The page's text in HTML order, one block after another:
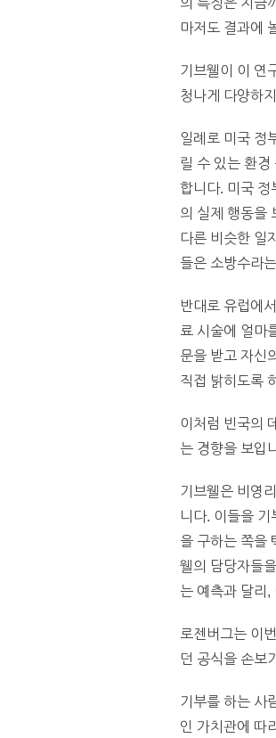
마저도 결과에
기브웰이 이 연
청나게 다양하
일례로 미국 정
릴 수 있는 환
합니다. 미국 정
의 실제 행동을
다른 비슷한 일
들은 소방수라
반대로 유럽에
료 시술에 얼마
문을 받고 자신
직접 밝히도록
이처럼 빈국의
는 경향을 보입
기브웰은 비영
니다. 이들을
을 구하는 쪽을
웰의 담당자들
는 예측과 달리,
로젠버그는 이
던 공식을 손보
기부를 하는 사
인 가치관에 따